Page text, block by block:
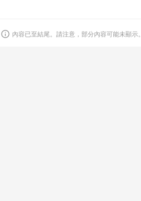
內容已至結尾。請注意，部分內容可能未顯示。